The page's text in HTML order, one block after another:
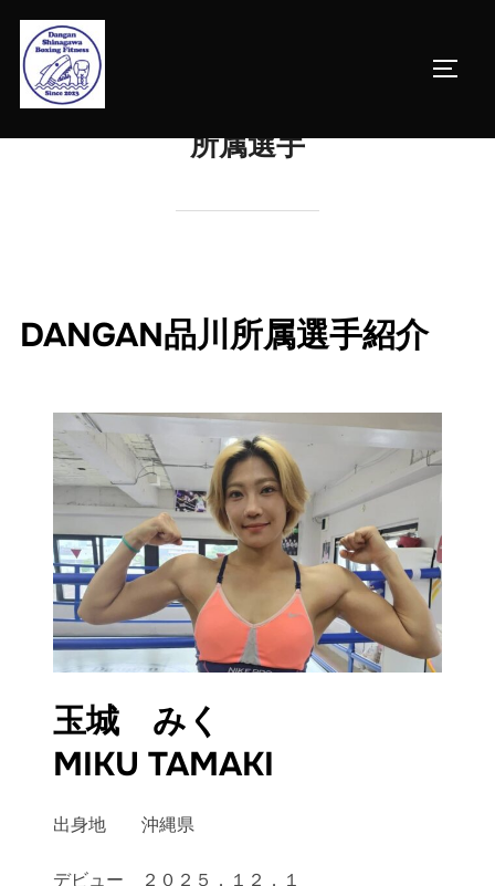
ツ
所属選手
DANGAN品川所属選手紹介
玉城 みく
MIKU TAMAKI
出身地 沖縄県
デビュー ２０２５．１２．１